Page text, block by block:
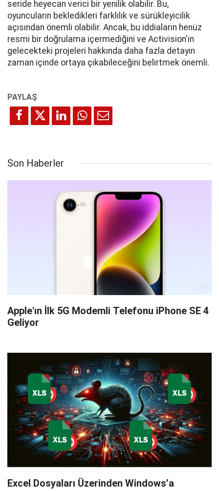
seride heyecan verici bir yenilik olabilir. Bu,
oyuncuların bekledikleri farklılık ve sürükleyicilik
açısından önemli olabilir. Ancak, bu iddiaların henüz
resmi bir doğrulama içermediğini ve Activision'ın
gelecekteki projeleri hakkında daha fazla detayın
zaman içinde ortaya çıkabileceğini belirtmek önemli.
Son Haberler
Apple'ın İlk 5G Modemli Telefonu iPhone SE 4
Geliyor
Excel Dosyaları Üzerinden Windows’a